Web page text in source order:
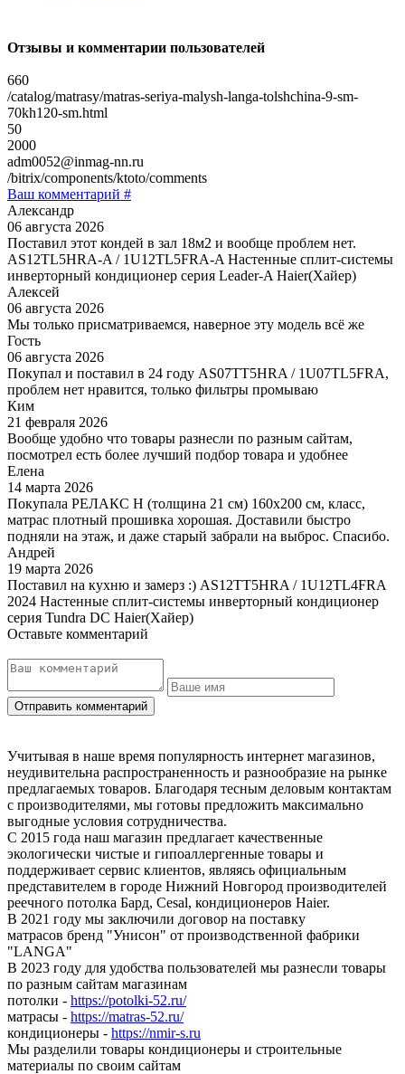
Отзывы и комментарии пользователей
660
/catalog/matrasy/matras-seriya-malysh-langa-tolshchina-9-sm-
70kh120-sm.html
50
2000
adm0052@inmag-nn.ru
/bitrix/components/ktoto/comments
Ваш комментарий #
Александр
06 августа 2026
Поставил этот кондей в зал 18м2 и вообще проблем нет.
AS12TL5HRA-A / 1U12TL5FRA-A Настенные сплит-системы
инверторный кондиционер серия Leader-A Haier(Хайер)
Алексей
06 августа 2026
Мы только присматриваемся, наверное эту модель всё же
Гость
06 августа 2026
Покупал и поставил в 24 году AS07TT5HRA / 1U07TL5FRA,
проблем нет нравится, только фильтры промываю
Ким
21 февраля 2026
Вообще удобно что товары разнесли по разным сайтам,
посмотрел есть более лучший подбор товара и удобнее
Елена
14 марта 2026
Покупала РЕЛАКС Н (толщина 21 см) 160х200 см, класс,
матрас плотный прошивка хорошая. Доставили быстро
подняли на этаж, и даже старый забрали на выброс. Спасибо.
Андрей
19 марта 2026
Поставил на кухню и замерз :) AS12TT5HRA / 1U12TL4FRA
2024 Настенные сплит-системы инверторный кондиционер
серия Tundra DC Haier(Хайер)
Оставьте комментарий
Учитывая в наше время популярность интернет магазинов,
неудивительна распространенность и разнообразие на рынке
предлагаемых товаров. Благодаря тесным деловым контактам
с производителями, мы готовы предложить максимально
выгодные условия сотрудничества.
С 2015 года наш магазин предлагает качественные
экологически чистые и гипоаллергенные товары и
поддерживает сервис клиентов, являясь официальным
представителем в городе Нижний Новгород производителей
реечного потолка Бард, Cesal, кондиционеров Haier.
В 2021 году мы заключили договор на поставку
матрасов бренд "Унисон" от производственной фабрики
"LANGA"
В 2023 году для удобства пользователей мы разнесли товары
по разным сайтам магазинам
потолки - https://potolki-52.ru/
матрасы - https://matras-52.ru/
кондиционеры - https://nmir-s.ru
Мы разделили товары кондиционеры и строительные
материалы по своим сайтам